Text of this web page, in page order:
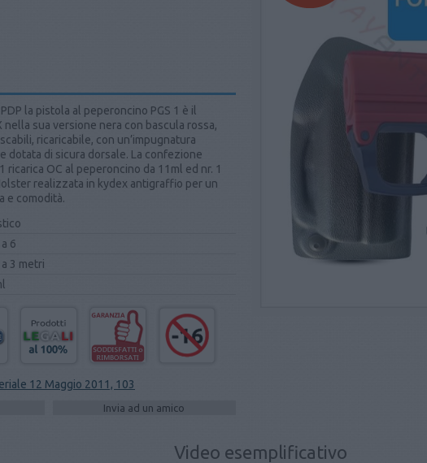
la pistola al peperoncino PGS 1 è il
nella sua versione nera con bascula rossa,
ricaricabile, con un’impugnatura
dotata di sicura dorsale. La confezione
ricarica OC al peperoncino da 11ml ed nr. 1
realizzata in kydex antigraffio per un
e comodità.
6
a 3 metri
12 Maggio 2011, 103
Video esemplificativo